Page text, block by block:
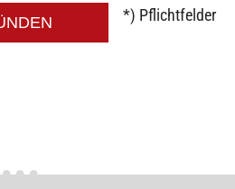
*) Pflichtfelder